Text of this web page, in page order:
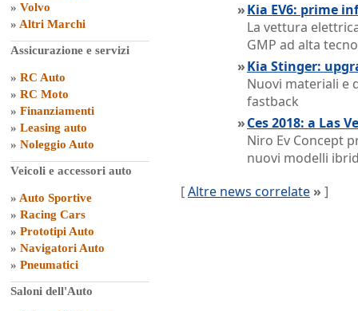
» Volvo
» Altri Marchi
Assicurazione e servizi
» RC Auto
» RC Moto
» Finanziamenti
» Leasing auto
» Noleggio Auto
Veicoli e accessori auto
» Auto Sportive
» Racing Cars
» Prototipi Auto
» Navigatori Auto
» Pneumatici
Saloni dell'Auto
»Kia EV6: prime
La vettura
GMP ad alta
»Kia Stinger:
Nuovi materiali e
fastback
»Ces 2018: a Las
Niro Ev Concept
nuovi modelli
[Altre news correlate » ]